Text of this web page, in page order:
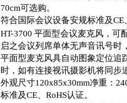
70cm可选购。
符合国际会议设备安规标准及CE
HT-3700 平面型会议麦克风，可
启之会议列席单体无声音讯号时
平面型麦克风具自动图象定位追
时，如有连接视讯摄影机将同步
外观尺寸120x85x30mm净重：
标准及CE、RoHS认证。